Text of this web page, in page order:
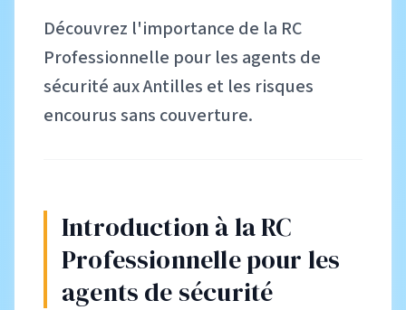
Découvrez l'importance de la RC
Professionnelle pour les agents de
sécurité aux Antilles et les risques
encourus sans couverture.
Introduction à la RC
Professionnelle pour les
agents de sécurité